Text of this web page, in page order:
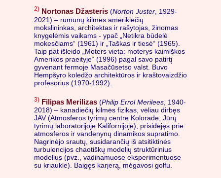
2) Nortonas Džasteris (Norton Juster , 1929-
2021) – rumunų kilmės amerikiečių
mokslininkas, architektas ir rašytojas, žinomas
knygelėmis vaikams - ypač „Netikra būdelė
mokesčiams“ (1961) ir „Taškas ir tiesė“ (1965).
Taip pat išleido „Moters vieta: moterys kaimiškos
Amerikos praeityje“ (1996) pagal savo patirtį
gyvenant fermoje Masačūsetso valst. Buvo
Hempšyro koledžo architektūros ir kraštovaizdžio
profesorius (1970-1992).
3) Filipas Merilizas (Philip Errol Merilees , 1940-
2018) – kanadiečių kilmės fizikas, vėliau dirbęs
JAV (Atmosferos tyrimų centre Kolorade, Jūrų
tyrimų laboratorijoje Kalifornijoje), prisidėjęs prie
atmosferos ir vandenynų dinamikos supratimo.
Nagrinėjo srautų, susidarančių iš atsitiktinės
turbulencijos chaotiškų modelių struktūrinius
modelius (pvz., vadinamuose eksperimentuose
su kriaukle). Baigęs karjerą, mėgavosi golfu.